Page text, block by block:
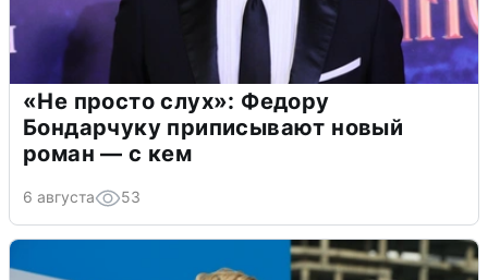
«Не просто слух»: Федору
Бондарчуку приписывают новый
роман — с кем
6 августа 53